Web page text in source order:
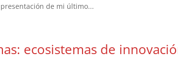
de mi último...
ecosistemas de